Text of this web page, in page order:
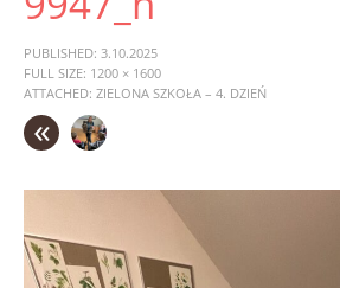
PUBLISHED: 3.10.2025
FULL SIZE: 1200 × 1600
ATTACHED: ZIELONA SZKOŁA – 4. DZIEŃ
«